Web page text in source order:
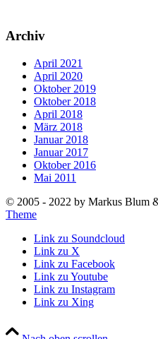
Archiv
April 2021
April 2020
Oktober 2019
Oktober 2018
April 2018
März 2018
Januar 2018
Januar 2017
Oktober 2016
Mai 2011
© 2005 - 2022 by Markus Blum
Theme
Link zu Soundcloud
Link zu X
Link zu Facebook
Link zu Youtube
Link zu Instagram
Link zu Xing